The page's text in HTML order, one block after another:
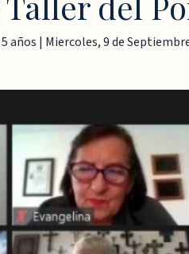
años | Miercoles, 9 de